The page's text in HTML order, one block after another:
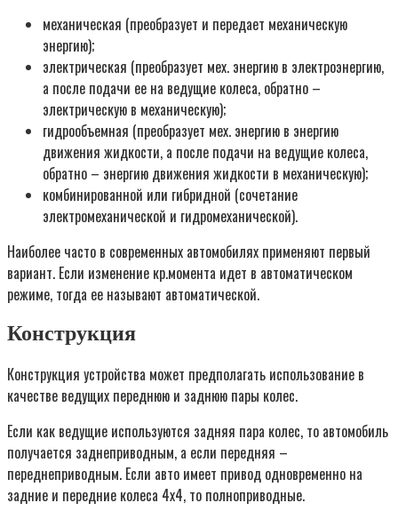
механическая (преобразует и передает механическую
энергию);
электрическая (преобразует мех. энергию в электроэнергию,
а после подачи ее на ведущие колеса, обратно –
электрическую в механическую);
гидрообъемная (преобразует мех. энергию в энергию
движения жидкости, а после подачи на ведущие колеса,
обратно – энергию движения жидкости в механическую);
комбинированной или гибридной (сочетание
электромеханической и гидромеханической).
Наиболее часто в современных автомобилях применяют первый
вариант. Если изменение кр.момента идет в автоматическом
режиме, тогда ее называют автоматической.
Конструкция
Конструкция устройства может предполагать использование в
качестве ведущих переднюю и заднюю пары колес.
Если как ведущие используются задняя пара колес, то автомобиль
получается заднеприводным, а если передняя –
переднеприводным. Если авто имеет привод одновременно на
задние и передние колеса 4х4, то полноприводные.